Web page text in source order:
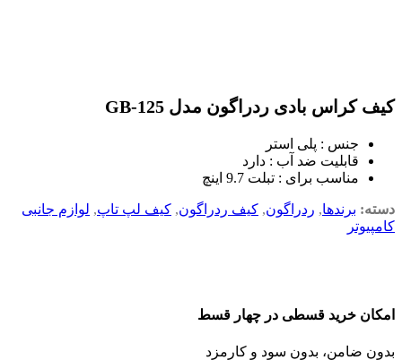
کیف کراس بادی ردراگون مدل GB-125
جنس : پلی استر
قابلیت ضد آب : دارد
مناسب برای : تبلت 9.7 اینچ
دسته: برندها, ردراگون, کیف ردراگون, کیف لپ تاپ, لوازم جانبی
کامپیوتر
امکان خرید قسطی در چهار قسط
بدون ضامن، بدون سود و کارمزد